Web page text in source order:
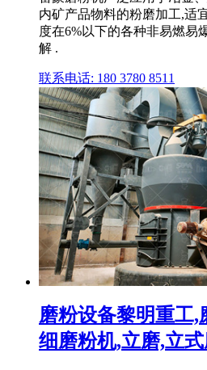
内矿产品物料的粉磨加工,适
度在6%以下的各种非易燃易
解 .
联系电话: 180 3780 8511
磨粉设备黎明重工,
细磨粉机,立磨,立式